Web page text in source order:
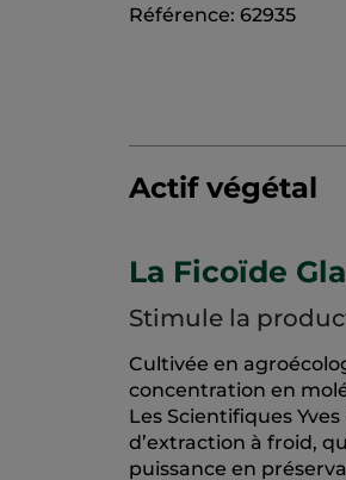
Référence: 62935
Actif végétal
La Ficoïde
Stimule la
Cultivée en
concentration en
Les Scientifiques
d’extraction à froid,
puissance en